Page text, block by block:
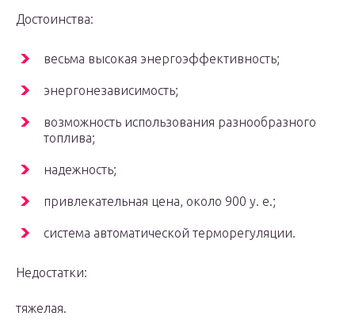
Достоинства:
весьма высокая энергоэффективность;
энергонезависимость;
возможность использования разнообразного
топлива;
надежность;
привлекательная цена, около 900 у. е.;
система автоматической терморегуляции.
Недостатки:
тяжелая.